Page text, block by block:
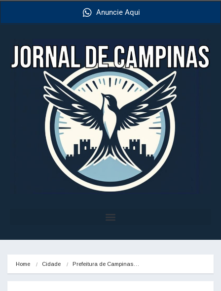
Anuncie Aqui
Home Cidade Prefeitura de Campinas…